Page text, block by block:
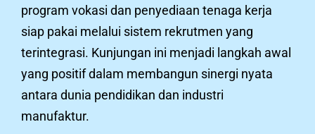
program vokasi dan penyediaan tenaga kerja
siap pakai melalui sistem rekrutmen yang
terintegrasi. Kunjungan ini menjadi langkah awal
yang positif dalam membangun sinergi nyata
antara dunia pendidikan dan industri
manufaktur.